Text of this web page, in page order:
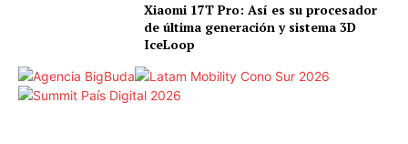
Xiaomi 17T Pro: Así es su procesador
de última generación y sistema 3D
IceLoop